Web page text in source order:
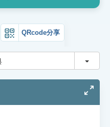
QRcode分享
切換